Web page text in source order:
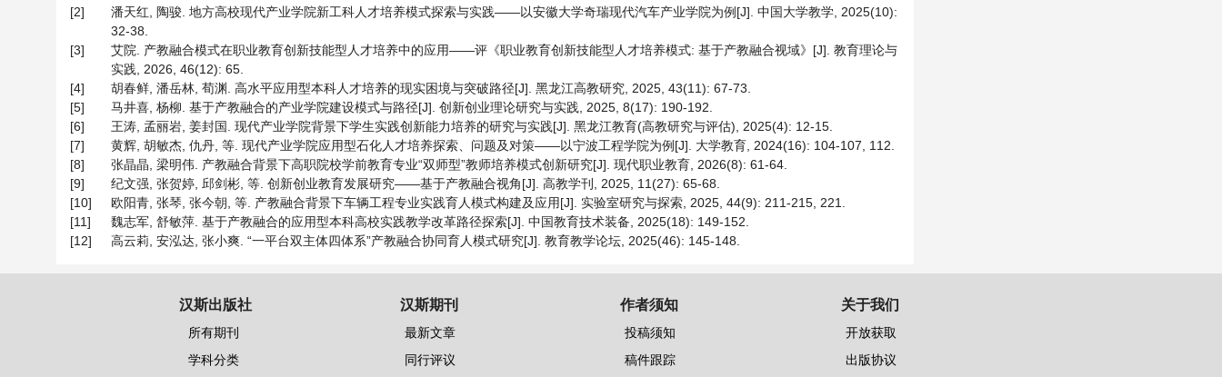
[2]
潘天红, 陶骏. 地方高校现代产业学院新工科人才培养模式探索与实践——以安徽大学奇瑞现代汽车产业学院为例[J]. 中国大学教学, 2025(10):
32-38.
[3]
艾院. 产教融合模式在职业教育创新技能型人才培养中的应用——评《职业教育创新技能型人才培养模式: 基于产教融合视域》[J]. 教育理论与
实践, 2026, 46(12): 65.
[4]
胡春鲜, 潘岳林, 荀渊. 高水平应用型本科人才培养的现实困境与突破路径[J]. 黑龙江高教研究, 2025, 43(11): 67-73.
[5]
马井喜, 杨柳. 基于产教融合的产业学院建设模式与路径[J]. 创新创业理论研究与实践, 2025, 8(17): 190-192.
[6]
王涛, 孟丽岩, 姜封国. 现代产业学院背景下学生实践创新能力培养的研究与实践[J]. 黑龙江教育(高教研究与评估), 2025(4): 12-15.
[7]
黄辉, 胡敏杰, 仇丹, 等. 现代产业学院应用型石化人才培养探索、问题及对策——以宁波工程学院为例[J]. 大学教育, 2024(16): 104-107, 112.
[8]
张晶晶, 梁明伟. 产教融合背景下高职院校学前教育专业“双师型”教师培养模式创新研究[J]. 现代职业教育, 2026(8): 61-64.
[9]
纪文强, 张贺婷, 邱剑彬, 等. 创新创业教育发展研究——基于产教融合视角[J]. 高教学刊, 2025, 11(27): 65-68.
[10]
欧阳青, 张琴, 张今朝, 等. 产教融合背景下车辆工程专业实践育人模式构建及应用[J]. 实验室研究与探索, 2025, 44(9): 211-215, 221.
[11]
魏志军, 舒敏萍. 基于产教融合的应用型本科高校实践教学改革路径探索[J]. 中国教育技术装备, 2025(18): 149-152.
[12]
高云莉, 安泓达, 张小爽. “一平台双主体四体系”产教融合协同育人模式研究[J]. 教育教学论坛, 2025(46): 145-148.
汉斯出版社
所有期刊
学科分类
汉斯期刊
最新文章
同行评议
作者须知
投稿须知
稿件跟踪
关于我们
开放获取
出版协议